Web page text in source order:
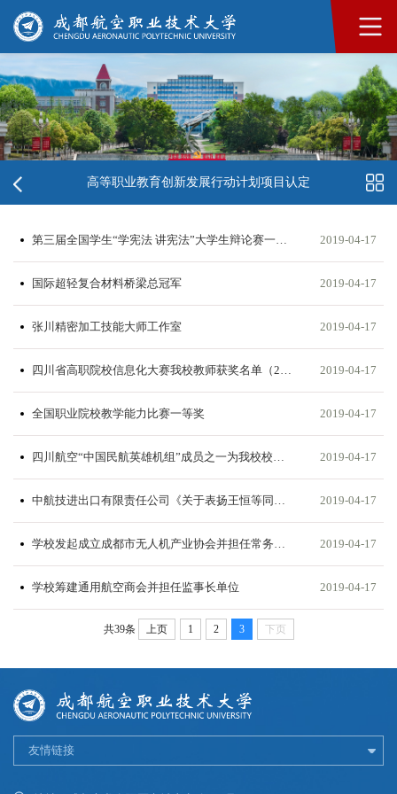
高等职业教育创新发展行动计划项目认定
第三届全国学生“学宪法 讲宪法”大学生辩论赛一等奖 2019-04-17
国际超轻复合材料桥梁总冠军 2019-04-17
张川精密加工技能大师工作室 2019-04-17
四川省高职院校信息化大赛我校教师获奖名单（2017-2018） 2019-04-17
全国职业院校教学能力比赛一等奖 2019-04-17
四川航空“中国民航英雄机组”成员之一为我校校友吴诗翼 2019-04-17
中航技进出口有限责任公司《关于表扬王恒等同志的函》 2019-04-17
学校发起成立成都市无人机产业协会并担任常务副会长单位 2019-04-17
学校筹建通用航空商会并担任监事长单位 2019-04-17
共39条 上页 1 2 3 下页
友情链接